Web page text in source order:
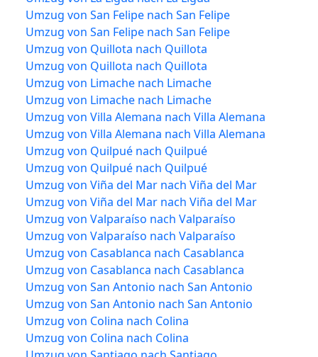
Umzug von San Felipe nach San Felipe
Umzug von San Felipe nach San Felipe
Umzug von Quillota nach Quillota
Umzug von Quillota nach Quillota
Umzug von Limache nach Limache
Umzug von Limache nach Limache
Umzug von Villa Alemana nach Villa Alemana
Umzug von Villa Alemana nach Villa Alemana
Umzug von Quilpué nach Quilpué
Umzug von Quilpué nach Quilpué
Umzug von Viña del Mar nach Viña del Mar
Umzug von Viña del Mar nach Viña del Mar
Umzug von Valparaíso nach Valparaíso
Umzug von Valparaíso nach Valparaíso
Umzug von Casablanca nach Casablanca
Umzug von Casablanca nach Casablanca
Umzug von San Antonio nach San Antonio
Umzug von San Antonio nach San Antonio
Umzug von Colina nach Colina
Umzug von Colina nach Colina